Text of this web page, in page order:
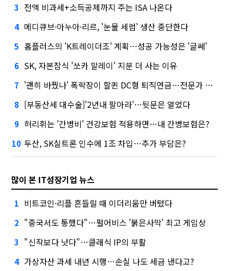
3 전액 비과세+소득공제까지 주는 ISA 나온다
4 메디큐브·아누아·리르, '눈물 세럼' 생산 중단한다
5 홈플러스의 'K트레이더조' 계획…성공 가능성은 '글쎄'
6 SK, 자본잠식 '쏘카 말레이' 지분 더 사는 이유
7 '괜히 바꿨나' 폭락장이 할퀸 DC형 퇴직연금…전문가 조언은
8 [부동산세 대수술]'2년내 팔아라'…뒷문은 열었다
9 허리휘는 '간병비' 건강보험 적용하면…내 간병보험은?
10 두산, SK실트론 인수에 1조 차입…추가 부담은?
많이 본 IT성장기업 뉴스
1 비트코인·리플 흔들릴 때 이더리움만 버텼다
2 "중국서도 통했다"…펄어비스 '붉은사막' 최고 게임상
3 "신작보다 낫다"…클래식 IP의 부활
4 가상자산 과세 내년 시행…손실 나도 세금 낸다고?